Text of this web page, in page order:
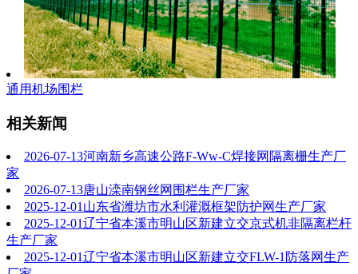
通用机场围栏
相关新闻
2026-07-13河南新乡高速公路F-Ww-C焊接网隔离栅生产厂
家
2026-07-13唐山滦南钢丝网围栏生产厂家
2025-12-01 山东省潍坊市水利灌溉框架防护网生产厂家
2025-12-01辽宁省本溪市明山区新建立交京式机非隔离栏杆
生产厂家
2025-12-01辽宁省本溪市明山区新建立交FLW-1防落网生产